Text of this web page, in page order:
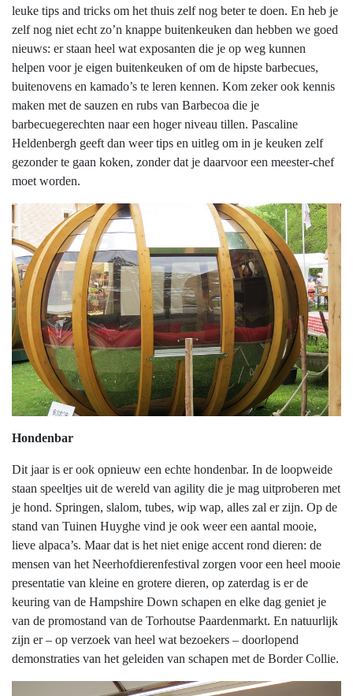
leuke tips and tricks om het thuis zelf nog beter te doen. En heb je
zelf nog niet echt zo’n knappe buitenkeuken dan hebben we goed
nieuws: er staan heel wat exposanten die je op weg kunnen
helpen voor je eigen buitenkeuken of om de hipste barbecues,
buitenovens en kamado’s te leren kennen. Kom zeker ook kennis
maken met de sauzen en rubs van Barbecoa die je
barbecuegerechten naar een hoger niveau tillen. Pascaline
Heldenbergh geeft dan weer tips en uitleg om in je keuken zelf
gezonder te gaan koken, zonder dat je daarvoor een meester-chef
moet worden.
Hondenbar
Dit jaar is er ook opnieuw een echte hondenbar. In de loopweide
staan speeltjes uit de wereld van agility die je mag uitproberen met
je hond. Springen, slalom, tubes, wip wap, alles zal er zijn. Op de
stand van Tuinen Huyghe vind je ook weer een aantal mooie,
lieve alpaca’s. Maar dat is het niet enige accent rond dieren: de
mensen van het Neerhofdierenfestival zorgen voor een heel mooie
presentatie van kleine en grotere dieren, op zaterdag is er de
keuring van de Hampshire Down schapen en elke dag geniet je
van de promostand van de Torhoutse Paardenmarkt. En natuurlijk
zijn er – op verzoek van heel wat bezoekers – doorlopend
demonstraties van het geleiden van schapen met de Border Collie.